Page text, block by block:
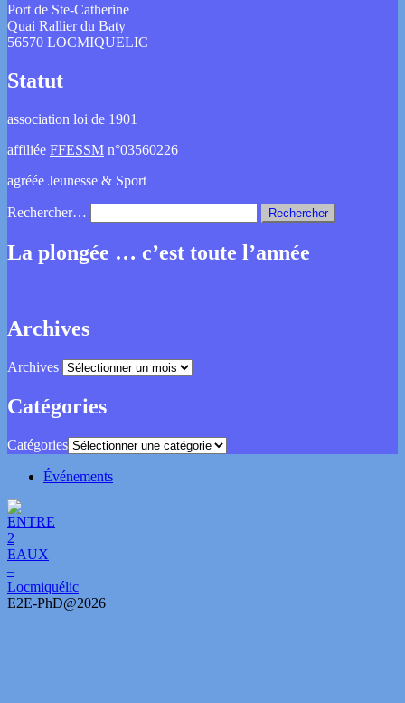
Port de Ste-Catherine
Quai Rallier du Baty
56570 LOCMIQUELIC
Statut
association loi de 1901
affiliée FFESSM n°03560226
agréée Jeunesse & Sport
Rechercher…
La plongée … c’est toute l’année
Archives
Archives
Catégories
Catégories
Événements
E2E-PhD@2026